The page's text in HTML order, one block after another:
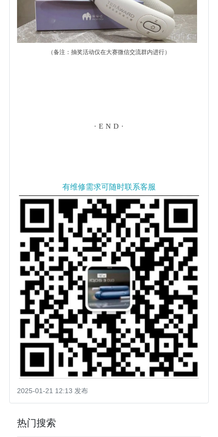
（备注：抽奖活动仅在大赛微信交流群内进行）
· E N D ·
有维修需求可随时联系客服
2025-01-21 12:13 发布
热门搜索